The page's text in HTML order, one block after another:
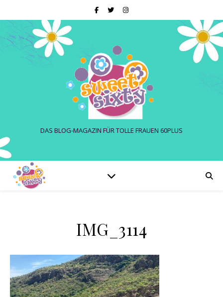
DAS BLOG-MAGAZIN FÜR TOLLE FRAUEN 60PLUS
IMG_3114